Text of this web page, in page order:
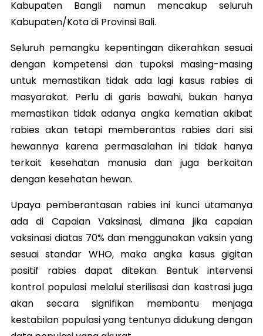
Kabupaten Bangli namun mencakup seluruh
Kabupaten/Kota di Provinsi Bali.
Seluruh pemangku kepentingan dikerahkan sesuai
dengan kompetensi dan tupoksi masing-masing
untuk memastikan tidak ada lagi kasus rabies di
masyarakat. Perlu di garis bawahi, bukan hanya
memastikan tidak adanya angka kematian akibat
rabies akan tetapi memberantas rabies dari sisi
hewannya karena permasalahan ini tidak hanya
terkait kesehatan manusia dan juga berkaitan
dengan kesehatan hewan.
Upaya pemberantasan rabies ini kunci utamanya
ada di Capaian Vaksinasi, dimana jika capaian
vaksinasi diatas 70% dan menggunakan vaksin yang
sesuai standar WHO, maka angka kasus gigitan
positif rabies dapat ditekan. Bentuk intervensi
kontrol populasi melalui sterilisasi dan kastrasi juga
akan secara signifikan membantu menjaga
kestabilan populasi yang tentunya didukung dengan